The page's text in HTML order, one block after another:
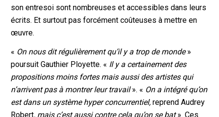
son entresoi sont nombreuses et accessibles dans leurs
écrits. Et surtout pas forcément coûteuses à mettre en
œuvre.
« On nous dit régulièrement qu’il y a trop de monde»
poursuit Gauthier Ployette. « Il y a certainement des
propositions moins fortes mais aussi des artistes qui
n’arrivent pas à montrer leur travail». « On a intégré qu’on
est dans un système hyper concurrentiel,reprend Audrey
Robert, mais c’est aussi contre cela qu’on se bat». Ces